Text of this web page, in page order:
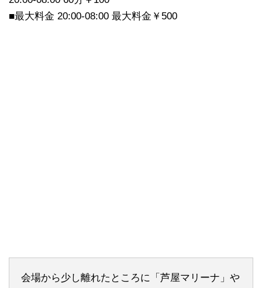
■最大料金 20:00-08:00 最大料金￥500
会場から少し離れたところに「芦屋マリーナ」や